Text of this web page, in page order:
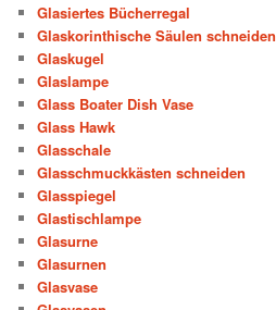
Glasiertes Bücherregal
Glaskorinthische Säulen schneiden
Glaskugel
Glaslampe
Glass Boater Dish Vase
Glass Hawk
Glasschale
Glasschmuckkästen schneiden
Glasspiegel
Glastischlampe
Glasurne
Glasurnen
Glasvase